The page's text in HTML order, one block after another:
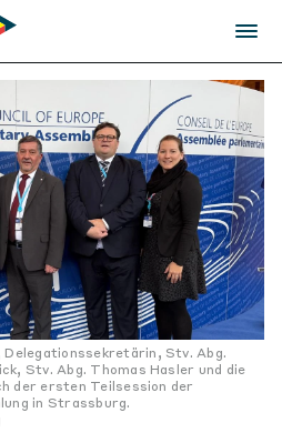
Stv. Abg.
Stv. Abg. Thomas Hasler und die
der ersten Teilsession der
in Strassburg.